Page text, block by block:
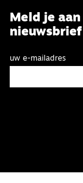
Meld je
nieuwsbrief
uw e-mailadres